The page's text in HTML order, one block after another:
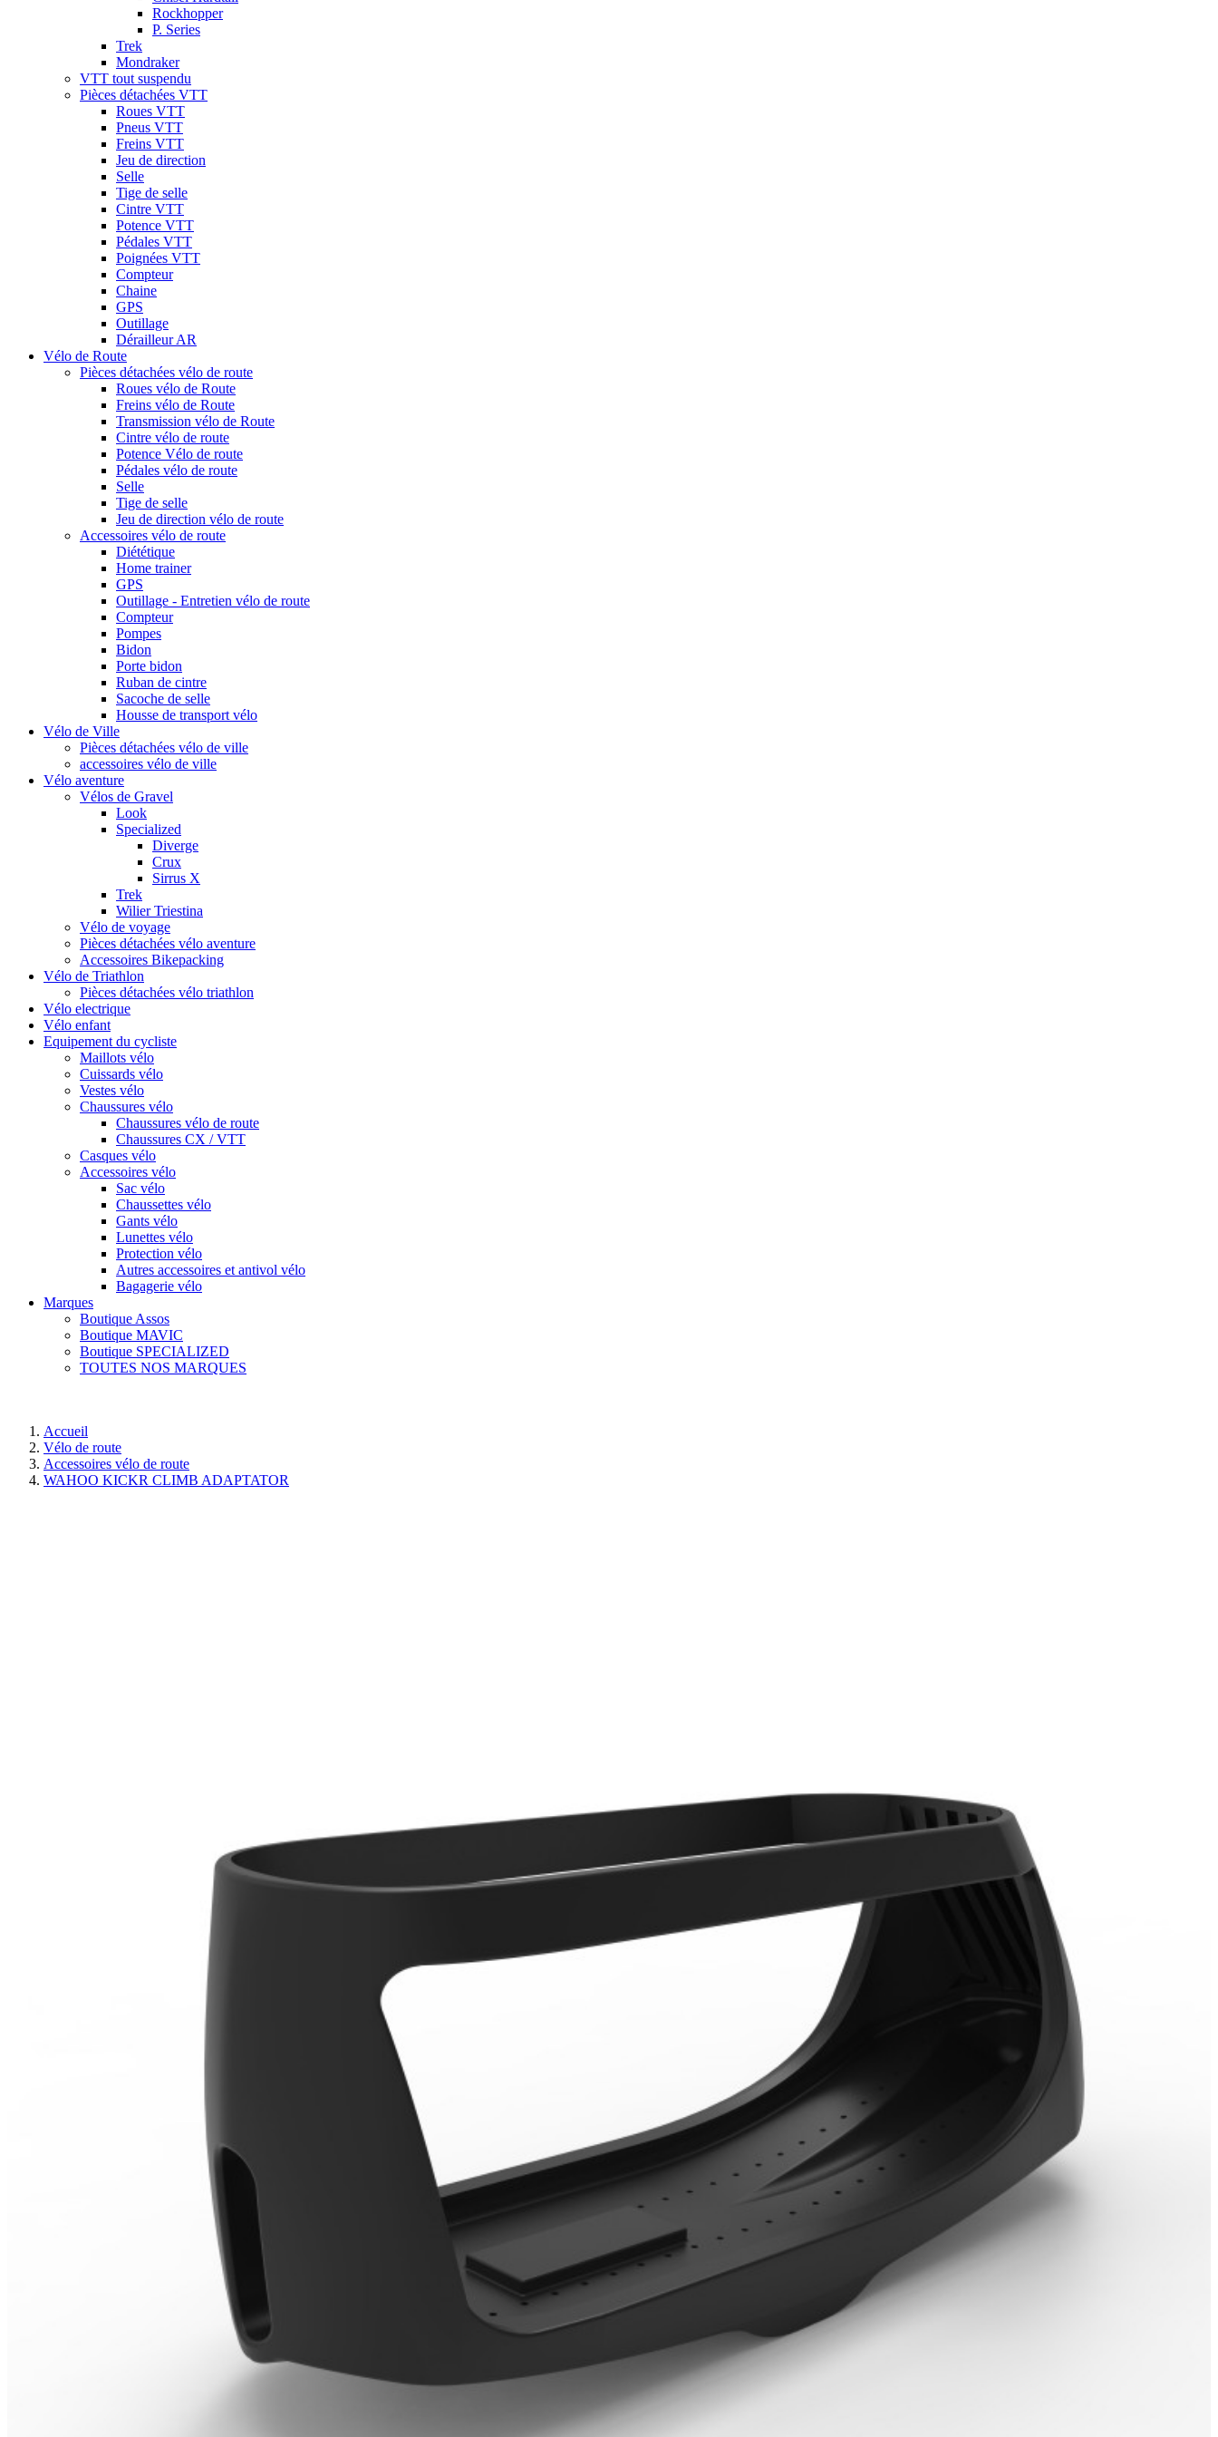
Rockhopper
P. Series
Trek
Mondraker
VTT tout suspendu
Pièces détachées VTT
Roues VTT
Pneus VTT
Freins VTT
Jeu de direction
Selle
Tige de selle
Cintre VTT
Potence VTT
Pédales VTT
Poignées VTT
Compteur
Chaine
GPS
Outillage
Dérailleur AR
Vélo de Route
Pièces détachées vélo de route
Roues vélo de Route
Freins vélo de Route
Transmission vélo de Route
Cintre vélo de route
Potence Vélo de route
Pédales vélo de route
Selle
Tige de selle
Jeu de direction vélo de route
Accessoires vélo de route
Diététique
Home trainer
GPS
Outillage - Entretien vélo de route
Compteur
Pompes
Bidon
Porte bidon
Ruban de cintre
Sacoche de selle
Housse de transport vélo
Vélo de Ville
Pièces détachées vélo de ville
accessoires vélo de ville
Vélo aventure
Vélos de Gravel
Look
Specialized
Diverge
Crux
Sirrus X
Trek
Wilier Triestina
Vélo de voyage
Pièces détachées vélo aventure
Accessoires Bikepacking
Vélo de Triathlon
Pièces détachées vélo triathlon
Vélo electrique
Vélo enfant
Equipement du cycliste
Maillots vélo
Cuissards vélo
Vestes vélo
Chaussures vélo
Chaussures vélo de route
Chaussures CX / VTT
Casques vélo
Accessoires vélo
Sac vélo
Chaussettes vélo
Gants vélo
Lunettes vélo
Protection vélo
Autres accessoires et antivol vélo
Bagagerie vélo
Marques
Boutique Assos
Boutique MAVIC
Boutique SPECIALIZED
TOUTES NOS MARQUES
Accueil
Vélo de route
Accessoires vélo de route
WAHOO KICKR CLIMB ADAPTATOR